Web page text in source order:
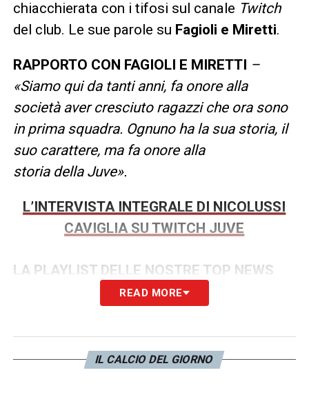
chiacchierata con i tifosi sul canale Twitch
del club. Le sue parole su Fagioli e Miretti.
RAPPORTO CON FAGIOLI E MIRETTI –
«Siamo qui da tanti anni, fa onore alla
società aver cresciuto ragazzi che ora sono
in prima squadra. Ognuno ha la sua storia, il
suo carattere, ma fa onore alla
storia della Juve».
L’INTERVISTA INTEGRALE DI NICOLUSSI
CAVIGLIA SU TWITCH JUVE
LA PLAYLIST DELLE NOSTRE TOP NEWS
READ MORE
IL CALCIO DEL GIORNO